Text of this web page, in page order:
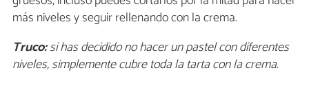
más niveles y seguir rellenando con la crema.
Truco:si has decidido no hacer un pastel con diferentes
niveles, simplemente cubre toda la tarta con la crema.